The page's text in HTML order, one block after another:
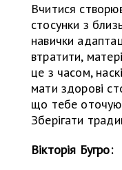
Вчитися
стосунки з
навички
втратити,
це з часом,
мати здорові
що тебе
Зберігати
Вікторія Бугро: